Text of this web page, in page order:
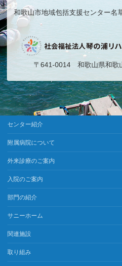
和歌山市地域包括支援センター名
〒641-0014 和歌山県和歌
センター紹介
附属病院について
外来診療のご案内
入院のご案内
部門の紹介
サニーホーム
関連施設
取り組み